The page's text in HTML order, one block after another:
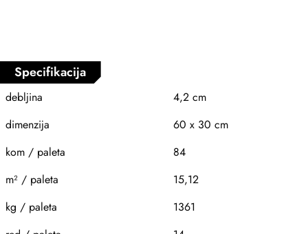
Specifikacija
debljina
4,2 cm
dimenzija
60 x 30 cm
kom / paleta
84
m² / paleta
15,12
kg / paleta
1361